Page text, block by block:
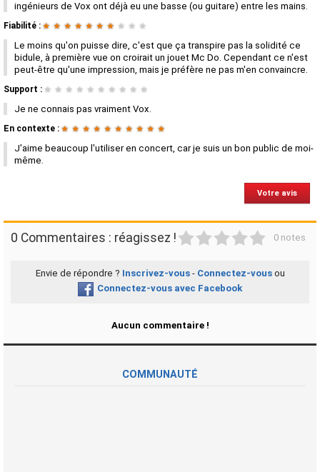
ingénieurs de Vox ont déjà eu une basse (ou guitare) entre les mains.
Fiabilité : ★ ★ ★ ★ ★ ★ ★ ★ ★ ★
Le moins qu'on puisse dire, c'est que ça transpire pas la solidité ce
bidule, à première vue on croirait un jouet Mc Do. Cependant ce n'est
peut-être qu'une impression, mais je préfère ne pas m'en convaincre.
Support : ★ ★ ★ ★ ★ ★ ★ ★ ★ ★
Je ne connais pas vraiment Vox.
En contexte : ★ ★ ★ ★ ★ ★ ★ ★ ★ ★
J'aime beaucoup l'utiliser en concert, car je suis un bon public de moi-
même.
Votre avis
0 Commentaires : réagissez ! 0 notes
Envie de répondre ? Inscrivez-vous- Connectez-vousou
Connectez-vous avec Facebook
Aucun commentaire !
COMMUNAUTÉ